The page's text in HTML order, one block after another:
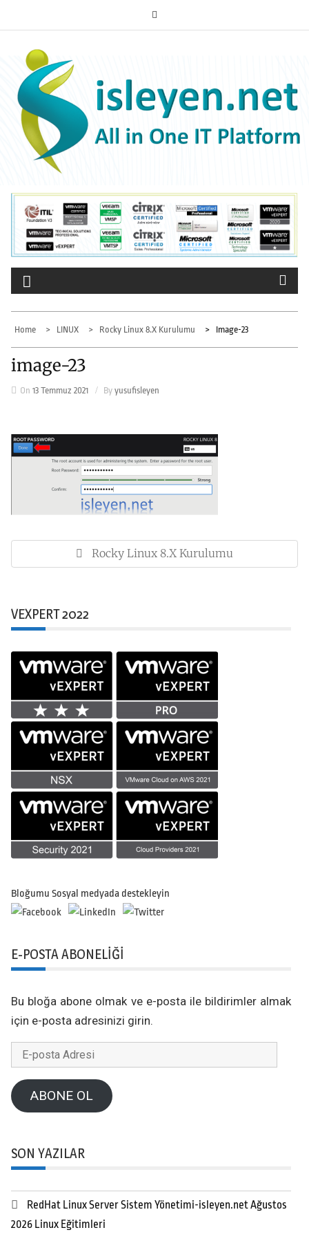
to
ISLEYEN.NET
All-in-One IT Platform
Home LINUX Rocky Linux 8.x Kurulumu Image-23
image-23
On 13 Temmuz 2021 By yusufisleyen
Previous
Post:
Rocky Linux 8.x Kurulumu
VEXPERT 2022
Bloğumu Sosyal medyada destekleyin
E-POSTA ABONELIĞI
Bu bloğa abone olmak ve e-posta ile bildirimler almak
için e-posta adresinizi girin.
posta
AdresiABONE OL
SON YAZILAR
RedHat Linux Server Sistem Yönetimi-isleyen.net Ağustos
2026 Linux Eğitimleri